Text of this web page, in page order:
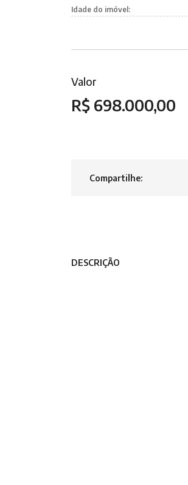
Idade do imóvel:
Valor
R$ 698.000,00
Compartilhe:
DESCRIÇÃO